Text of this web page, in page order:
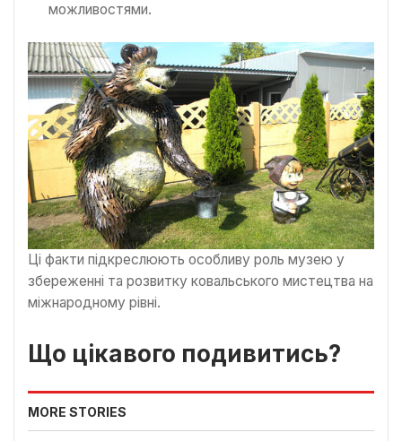
можливостями.
Ці факти підкреслюють особливу роль музею у
збереженні та розвитку ковальського мистецтва на
міжнародному рівні.
Що цікавого подивитись?
MORE STORIES